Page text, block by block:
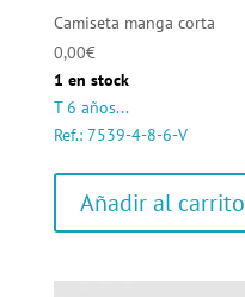
Camiseta manga corta
0,00€
1 en stock
T 6 años...
Ref.: 7539-4-8-6-V
Añadir al carrito